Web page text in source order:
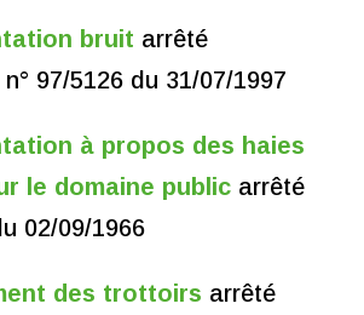
bruit arrêté
97/5126 du 31/07/1997
à propos des haies
le domaine public arrêté
02/09/1966
des trottoirs arrêté